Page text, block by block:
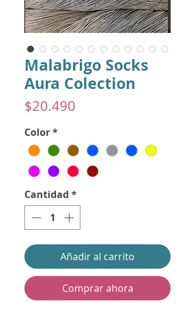
Malabrigo Socks
Aura Colection
$20.490
Color*
Cantidad *
Añadir al carrito
Comprar ahora